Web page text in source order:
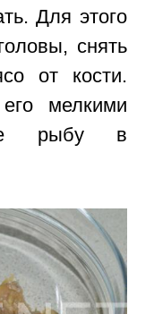
Для этого
снять
от кости.
мелкими
рыбу в